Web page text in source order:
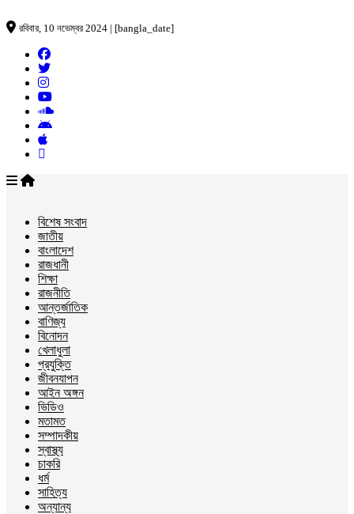
রবিবার, 10 নভেম্বর 2024 | [bangla_date]
বিশেষ সংবাদ
জাতীয়
বাংলাদেশ
রাজধানী
শিক্ষা
রাজনীতি
আন্তর্জাতিক
বাণিজ্য
বিনোদন
খেলাধুলা
প্রযুক্তি
জীবনযাপন
আইন অঙ্গন
ভিডিও
মতামত
সম্পাদকীয়
স্বাস্থ্য
চাকরি
ধর্ম
সাহিত্য
অন্যান্য